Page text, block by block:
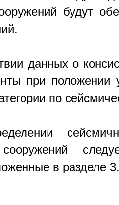
будут
данных о
при
по
в разделе